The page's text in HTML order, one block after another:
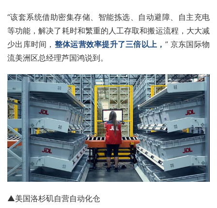
“该套系统借助密集存储、智能拣选、自动避障、自主充电
等功能，解决了耗时和繁重的人工存取和搬运流程，大大减
少出库时间， 整体运营效率提升了三倍以上， ” 京东国际物
流美洲区总经理芦国鸿说到。
▲美国洛杉矶自营自动化仓